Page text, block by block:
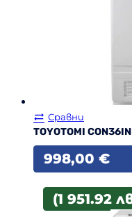
Сравни
TOYOTOMI
998,00 €
(1 951.92